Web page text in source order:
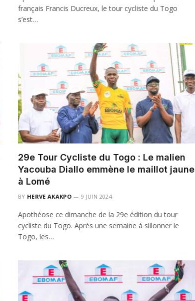
français Francis Ducreux, le tour cycliste du Togo
s’est…
29e Tour Cycliste du Togo : Le malien
Yacouba Diallo emmène le maillot jaune
à Lomé
BY HERVE AKAKPO 9 JUIN 2024
Apothéose ce dimanche de la 29e édition du tour
cycliste du Togo. Après une semaine à sillonner le
Togo, les…